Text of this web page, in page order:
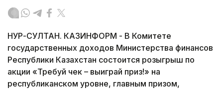
НУР-СУЛТАН. КАЗИНФОРМ - В Комитете
государственных доходов Министерства финансов
Республики Казахстан состоится розыгрыш по
акции «Требуй чек – выиграй приз!» на
республиканском уровне, главным призом,